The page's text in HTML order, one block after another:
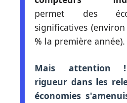
permet des
significatives
% la première année).
Mais attention
rigueur dans les
économies